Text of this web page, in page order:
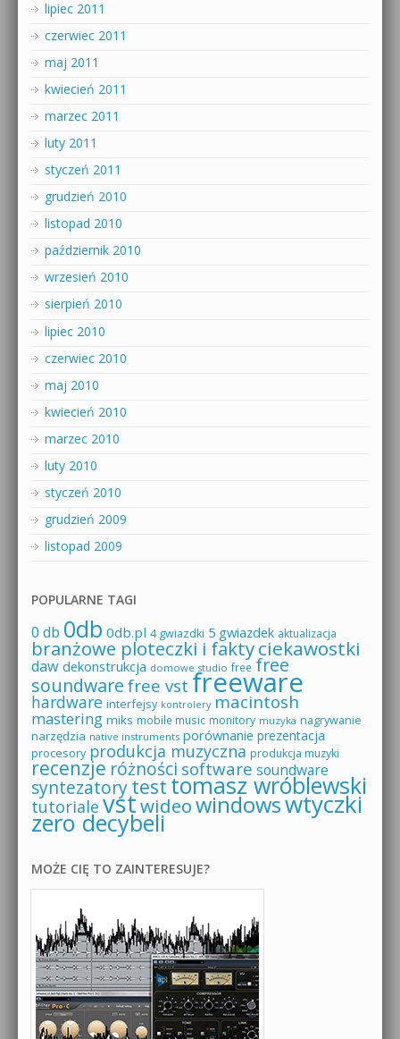
lipiec 2011
czerwiec 2011
maj 2011
kwiecień 2011
marzec 2011
luty 2011
styczeń 2011
grudzień 2010
listopad 2010
październik 2010
wrzesień 2010
sierpień 2010
lipiec 2010
czerwiec 2010
maj 2010
kwiecień 2010
marzec 2010
luty 2010
styczeń 2010
grudzień 2009
listopad 2009
POPULARNE TAGI
0 db 0db 0db.pl 4 gwiazdki 5 gwiazdek aktualizacja
branżowe ploteczki i faktyciekawostki
daw dekonstrukcja domowe studio free free
soundware free vst freeware
hardware interfejsy kontrolery macintosh
mastering miks mobile music monitory muzyka nagrywanie
narzędzia native instruments porównanie prezentacja
procesory produkcja muzyczna produkcja muzyki
recenzje różności software soundware
syntezatorytesttomasz wróblewski
tutoriale vstwideowindowswtyczki
zero decybeli
MOŻE CIĘ TO ZAINTERESUJE?